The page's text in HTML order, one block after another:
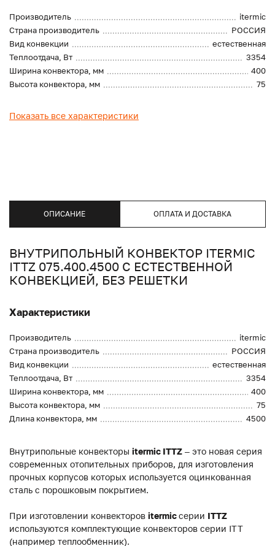
Производитель
itermic
Страна производитель
РОССИЯ
Вид конвекции
естественная
Теплоотдача, Вт
3354
Ширина конвектора, мм
400
Высота конвектора, мм
75
Показать все характеристики
ОПИСАНИЕ ОПЛАТА И ДОСТАВКА
ВНУТРИПОЛЬНЫЙ КОНВЕКТОР ITERMIC
ITTZ 075.400.4500 С ЕСТЕСТВЕННОЙ
КОНВЕКЦИЕЙ, БЕЗ РЕШЕТКИ
Характеристики
Производитель
itermic
Страна производитель
РОССИЯ
Вид конвекции
естественная
Теплоотдача, Вт
3354
Ширина конвектора, мм
400
Высота конвектора, мм
75
Длина конвектора, мм
4500
Внутрипольные конвекторы itermic ITTZ – это новая серия
современных отопительных приборов, для изготовления
прочных корпусов которых используется оцинкованная
сталь с порошковым покрытием.
При изготовлении конвекторов itermicсерии ITTZ
используются комплектующие конвекторов серии ITT
(например теплообменник).